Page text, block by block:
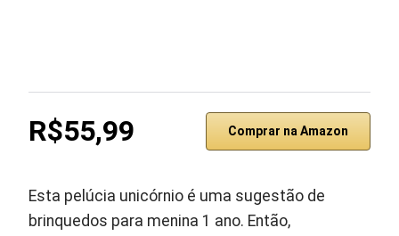
R$55,99 Comprar na Amazon
Esta pelúcia unicórnio é uma sugestão de
brinquedos para menina 1 ano. Então,